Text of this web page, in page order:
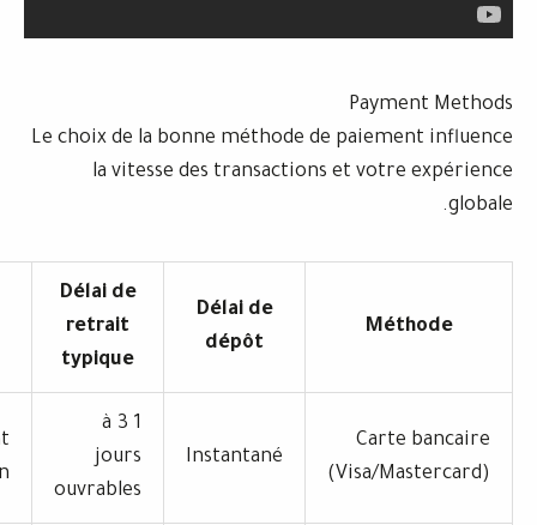
Le choix de la bonne méthode de
la vitesse des transactions et
Délai de
Délai de
retrait
(Visa/
jours
aucun